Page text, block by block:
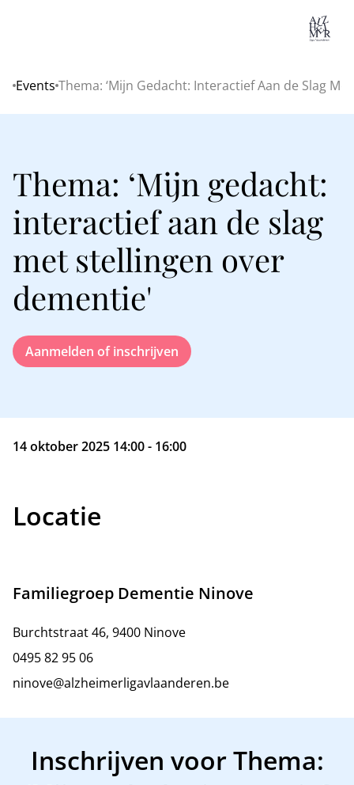
Home
Events Thema: ‘Mijn Gedacht: Interactief Aan de Slag
Thema: ‘Mijn gedacht:
interactief aan de slag
met stellingen over
dementie'
Aanmelden of inschrijven
14 oktober 2025 14:00 - 16:00
Locatie
Familiegroep Dementie Ninove
Burchtstraat 46, 9400 Ninove
0495 82 95 06
ninove@alzheimerligavlaanderen.be
Inschrijven voor Thema: